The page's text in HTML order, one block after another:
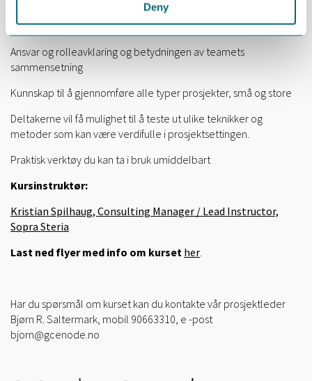
Deny
Grundig innføring i fagfeltet prosjektledelse
Ansvar og rolleavklaring og betydningen av teamets
sammensetning
Kunnskap til å gjennomføre alle typer prosjekter, små og store
Deltakerne vil få mulighet til å teste ut ulike teknikker og
metoder som kan være verdifulle i prosjektsettingen.
Praktisk verktøy du kan ta i bruk umiddelbart
Kursinstruktør:
Kristian Spilhaug, Consulting Manager / Lead Instructor,
Sopra Steria
Last ned flyer med info om kurset her.
Har du spørsmål om kurset kan du kontakte vår prosjektleder
Bjørn R. Saltermark, mobil 90663310, e -post
bjorn@gcenode.no